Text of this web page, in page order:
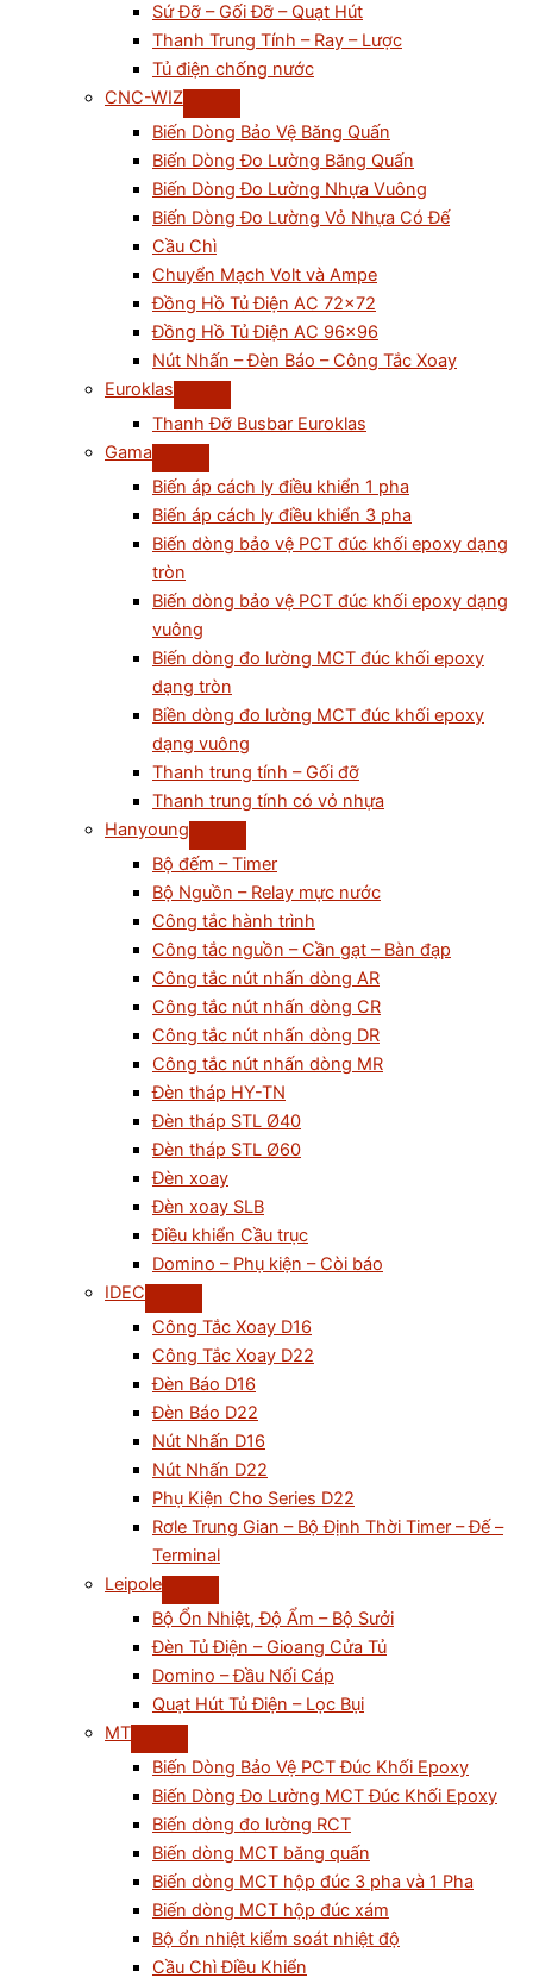
Sứ Đỡ – Gối Đỡ – Quạt Hút
Thanh Trung Tính – Ray – Lược
Tủ điện chống nước
CNC-WIZ
Biến Dòng Bảo Vệ Băng Quấn
Biến Dòng Đo Lường Băng Quấn
Biến Dòng Đo Lường Nhựa Vuông
Biến Dòng Đo Lường Vỏ Nhựa Có Đế
Cầu Chì
Chuyển Mạch Volt và Ampe
Đồng Hồ Tủ Điện AC 72×72
Đồng Hồ Tủ Điện AC 96×96
Nút Nhấn – Đèn Báo – Công Tắc Xoay
Euroklas
Thanh Đỡ Busbar Euroklas
Gama
Biến áp cách ly điều khiển 1 pha
Biến áp cách ly điều khiển 3 pha
Biến dòng bảo vệ PCT đúc khối epoxy dạng
tròn
Biến dòng bảo vệ PCT đúc khối epoxy dạng
vuông
Biến dòng đo lường MCT đúc khối epoxy
dạng tròn
Biền dòng đo lường MCT đúc khối epoxy
dạng vuông
Thanh trung tính – Gối đỡ
Thanh trung tính có vỏ nhựa
Hanyoung
Bộ đếm – Timer
Bộ Nguồn – Relay mực nước
Công tắc hành trình
Công tắc nguồn – Cần gạt – Bàn đạp
Công tắc nút nhấn dòng AR
Công tắc nút nhấn dòng CR
Công tắc nút nhấn dòng DR
Công tắc nút nhấn dòng MR
Đèn tháp HY-TN
Đèn tháp STL Ø40
Đèn tháp STL Ø60
Đèn xoay
Đèn xoay SLB
Điều khiển Cầu trục
Domino – Phụ kiện – Còi báo
IDEC
Công Tắc Xoay D16
Công Tắc Xoay D22
Đèn Báo D16
Đèn Báo D22
Nút Nhấn D16
Nút Nhấn D22
Phụ Kiện Cho Series D22
Rơle Trung Gian – Bộ Định Thời Timer – Đế –
Terminal
Leipole
Bộ Ổn Nhiệt, Độ Ẩm – Bộ Sưởi
Đèn Tủ Điện – Gioang Cửa Tủ
Domino – Đầu Nối Cáp
Quạt Hút Tủ Điện – Lọc Bụi
MT
Biến Dòng Bảo Vệ PCT Đúc Khối Epoxy
Biến Dòng Đo Lường MCT Đúc Khối Epoxy
Biến dòng đo lường RCT
Biến dòng MCT băng quấn
Biến dòng MCT hộp đúc 3 pha và 1 Pha
Biến dòng MCT hộp đúc xám
Bộ ổn nhiệt kiểm soát nhiệt độ
Cầu Chì Điều Khiển